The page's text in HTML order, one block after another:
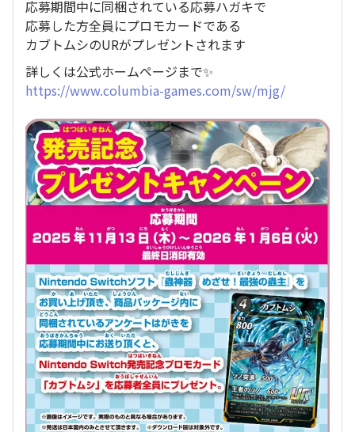
応募期間中に同梱されている応募ハガキで
応募した方全員にプロモカードである
カブトムシのURがプレゼントされます
詳しくは公式ホームページまで✨
https://www.columbia-games.com/sw/mjg/